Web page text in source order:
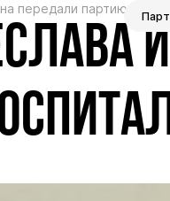
передали партию